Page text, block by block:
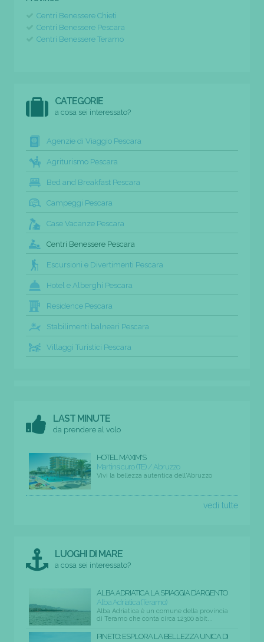
Centri Benessere Chieti
Centri Benessere Pescara
Centri Benessere Teramo
CATEGORIE
a cosa sei interessato?
Agenzie di Viaggio Pescara
Agriturismo Pescara
Bed and Breakfast Pescara
Campeggi Pescara
Case Vacanze Pescara
Centri Benessere Pescara
Escursioni e Divertimenti Pescara
Hotel e Alberghi Pescara
Residence Pescara
Stabilimenti balneari Pescara
Villaggi Turistici Pescara
LAST MINUTE
da prendere al volo
HOTEL MAXIM'S
Martinsicuro (TE) / Abruzzo
Vivi la bellezza autentica dell'Abruzzo
vedi tutte
LUOGHI DI MARE
a cosa sei interessato?
ALBA ADRIATICA LA SPIAGGIA D’ARGENTO
Alba Adriatica (Teramo)
Alba Adriatica è un comune della provincia
di Teramo che conta circa 12300 abit...
PINETO: ESPLORA LA BELLEZZA UNICA DI